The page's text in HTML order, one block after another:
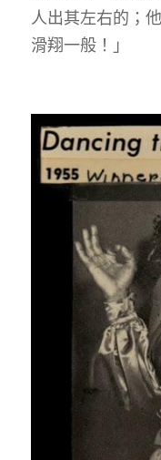
人出其左右的；
滑翔一般！」